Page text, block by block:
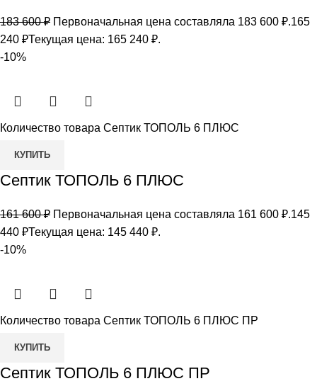
183 600₽ Первоначальная цена составляла 183 600 ₽.165
240 ₽Текущая цена: 165 240 ₽.
-10%
Количество товара Септик ТОПОЛЬ 6 ПЛЮС
КУПИТЬ
Септик ТОПОЛЬ 6 ПЛЮС
161 600₽ Первоначальная цена составляла 161 600 ₽.145
440 ₽Текущая цена: 145 440 ₽.
-10%
Количество товара Септик ТОПОЛЬ 6 ПЛЮС ПР
КУПИТЬ
Септик ТОПОЛЬ 6 ПЛЮС ПР